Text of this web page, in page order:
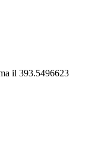
il 393.5496623